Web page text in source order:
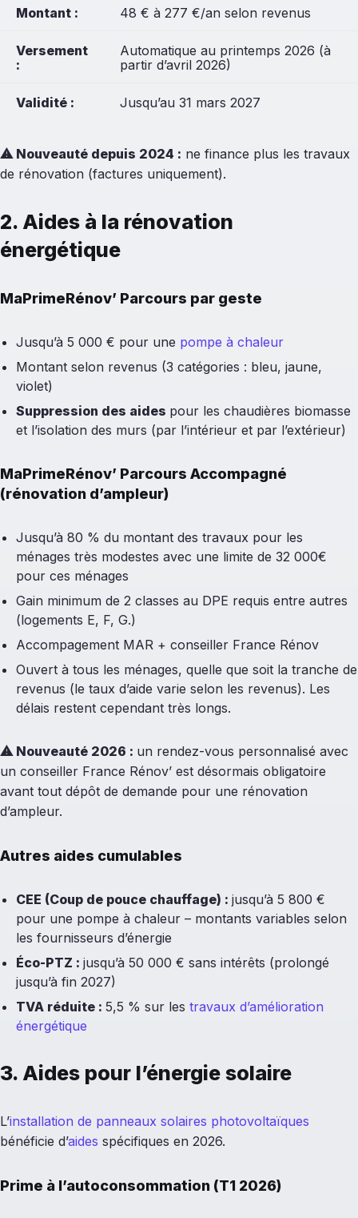
Montant : 48 € à 277 €/an selon revenus
Versement
:
Automatique au printemps 2026 (à
partir d’avril 2026)
Validité : Jusqu’au 31 mars 2027
⚠Nouveauté depuis 2024 : ne finance plus les travaux
de rénovation (factures uniquement).
2. Aides à la rénovation
énergétique
MaPrimeRénov’ Parcours par geste
Jusqu’à 5 000 € pour une pompe à chaleur
Montant selon revenus (3 catégories : bleu, jaune,
violet)
Suppression des aides pour les chaudières biomasse
et l’isolation des murs (par l’intérieur et par l’extérieur)
MaPrimeRénov’ Parcours Accompagné
(rénovation d’ampleur)
Jusqu’à 80 % du montant des travaux pour les
ménages très modestes avec une limite de 32 000€
pour ces ménages
Gain minimum de 2 classes au DPE requis entre autres
(logements E, F, G.)
Accompagement MAR + conseiller France Rénov
Ouvert à tous les ménages, quelle que soit la tranche de
revenus (le taux d’aide varie selon les revenus). Les
délais restent cependant très longs.
⚠Nouveauté 2026 : un rendez-vous personnalisé avec
un conseiller France Rénov’ est désormais obligatoire
avant tout dépôt de demande pour une rénovation
d’ampleur.
Autres aides cumulables
CEE (Coup de pouce chauffage) : jusqu’à 5 800 €
pour une pompe à chaleur – montants variables selon
les fournisseurs d’énergie
Éco-PTZ : jusqu’à 50 000 € sans intérêts (prolongé
jusqu’à fin 2027)
TVA réduite : 5,5 % sur les travaux d’amélioration
énergétique
3. Aides pour l’énergie solaire
L’installation de panneaux solaires photovoltaïques
bénéficie d’aides spécifiques en 2026.
Prime à l’autoconsommation (T1 2026)